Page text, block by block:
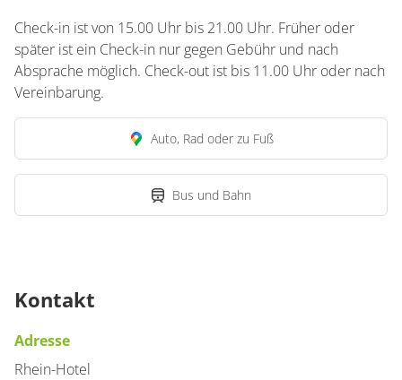
Check-in ist von 15.00 Uhr bis 21.00 Uhr. Früher oder
später ist ein Check-in nur gegen Gebühr und nach
Absprache möglich. Check-out ist bis 11.00 Uhr oder nach
Vereinbarung.
Auto, Rad oder zu Fuß
Bus und Bahn
Kontakt
Adresse
Rhein-Hotel